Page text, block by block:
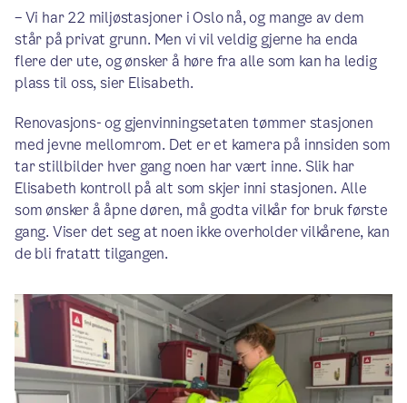
– Vi har 22 miljøstasjoner i Oslo nå, og mange av dem
står på privat grunn. Men vi vil veldig gjerne ha enda
flere der ute, og ønsker å høre fra alle som kan ha ledig
plass til oss, sier Elisabeth.
Renovasjons- og gjenvinningsetaten tømmer stasjonen
med jevne mellomrom. Det er et kamera på innsiden som
tar stillbilder hver gang noen har vært inne. Slik har
Elisabeth kontroll på alt som skjer inni stasjonen. Alle
som ønsker å åpne døren, må godta vilkår for bruk første
gang. Viser det seg at noen ikke overholder vilkårene, kan
de bli fratatt tilgangen.